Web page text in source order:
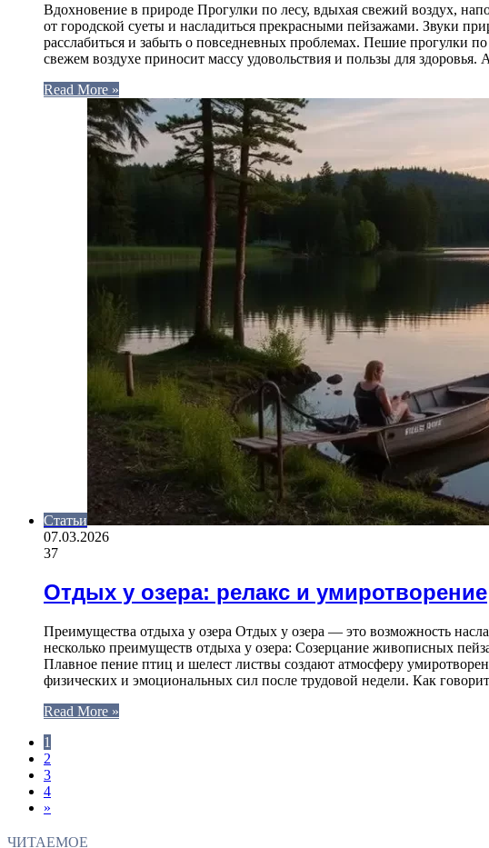
Вдохновение в природе Прогулки по лесу, вдыхая свежий воздух,
от городской суеты и насладиться прекрасными пейзажами. Звуки
расслабиться и забыть о повседневных проблемах. Пешие
свежем воздухе приносит массу удовольствия и пользы для
Read More »
Статьи
07.03.2026
37
Отдых у озера: релакс и умиротворение
Преимущества отдыха у озера Отдых у озера — это возможность
несколько преимуществ отдыха у озера: Созерцание живописных
Плавное пение птиц и шелест листвы создают атмосферу
физических и эмоциональных сил после трудовой недели. Как
Read More »
1
2
3
4
»
ЧИТАЕМОЕ